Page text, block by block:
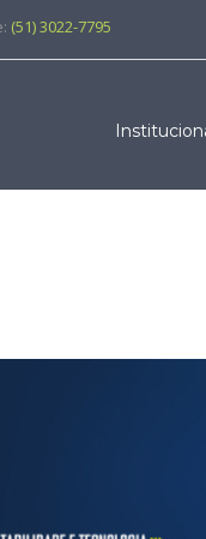
(51) 3022-7795